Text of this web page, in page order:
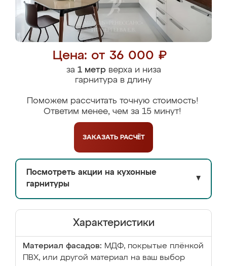
Цена: от 36 000 ₽
за 1 метрверха и низа
гарнитура в длину
Поможем рассчитать точную стоимость!
Ответим менее, чем за 15 минут!
ЗАКАЗАТЬ РАСЧЁТ
Посмотреть акции на кухонные
гарнитуры
▼
Характеристики
Материал фасадов: МДФ, покрытые плёнкой
ПВХ, или другой материал на ваш выбор